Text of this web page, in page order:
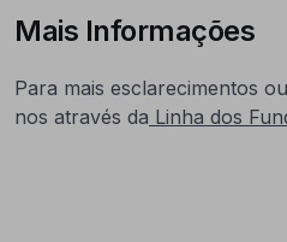
Mais Informações
Para mais esclarecimentos
nos através da Linha dos